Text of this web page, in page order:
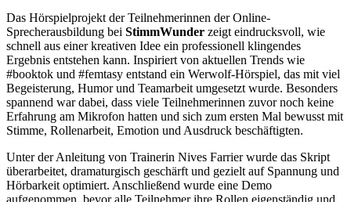
Das Hörspielprojekt der Teilnehmerinnen der Online-
Sprecherausbildung bei StimmWunder zeigt eindrucksvoll, wie
schnell aus einer kreativen Idee ein professionell klingendes
Ergebnis entstehen kann. Inspiriert von aktuellen Trends wie
#booktok und #femtasy entstand ein Werwolf-Hörspiel, das mit viel
Begeisterung, Humor und Teamarbeit umgesetzt wurde. Besonders
spannend war dabei, dass viele Teilnehmerinnen zuvor noch keine
Erfahrung am Mikrofon hatten und sich zum ersten Mal bewusst mit
Stimme, Rollenarbeit, Emotion und Ausdruck beschäftigten.
Unter der Anleitung von Trainerin Nives Farrier wurde das Skript
überarbeitet, dramaturgisch geschärft und gezielt auf Spannung und
Hörbarkeit optimiert. Anschließend wurde eine Demo
aufgenommen, bevor alle Teilnehmer ihre Rollen eigenständig und